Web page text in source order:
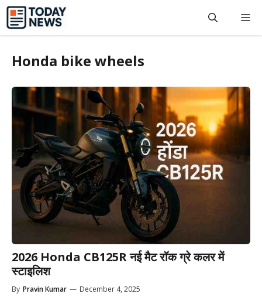
Skip
content
Honda bike wheels
2026 Honda CB125R नई मैट रॉक ग्रे कलर में
स्टाइलिश
By Pravin Kumar — December 4, 2025